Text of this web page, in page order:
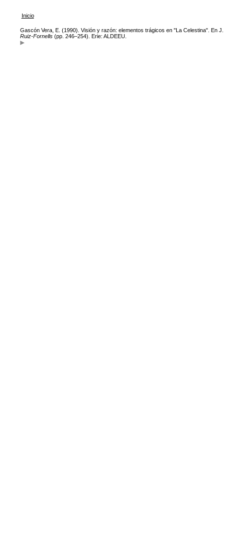
Inicio
Gascón Vera, E. (1990). Visión y razón: elementos trágicos en "La Celestina". En
Ruiz-Fornells(pp. 246–254). Erie: ALDEEU.